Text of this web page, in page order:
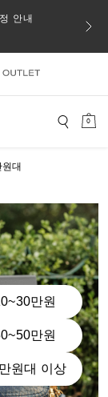
안내
일부
0
대
만원
만원
원대 이상